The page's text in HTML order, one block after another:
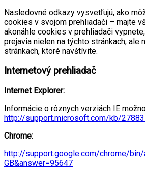
Nasledovné odkazy vysvetľujú, ako
cookies v svojom prehliadači – majte
akonáhle cookies v prehliadači
prejavia nielen na týchto stránkach, ale
stránkach, ktoré navštívite.
Internetový prehliadač
Internet Explorer:
Informácie o rôznych verziách IE
http://support.microsoft.com/kb/
Chrome:
http://support.google.com/chrome/bin/
GB&answer=95647